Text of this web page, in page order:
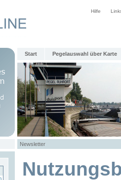
Hilfe
Start Pegelauswahl über Karte
Newsletter